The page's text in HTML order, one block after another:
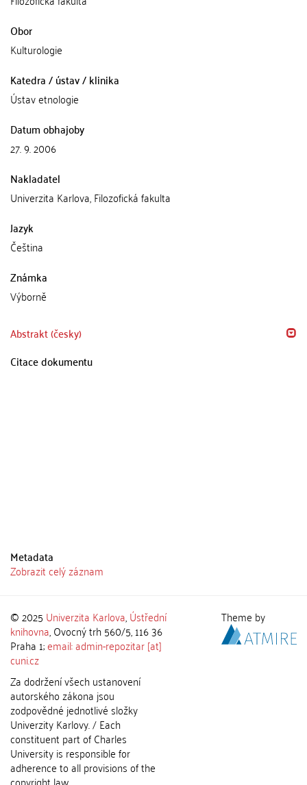
Obor
Kulturologie
Katedra / ústav / klinika
Ústav etnologie
Datum obhajoby
27. 9. 2006
Nakladatel
Univerzita Karlova, Filozofická fakulta
Jazyk
Čeština
Známka
Výborně
Abstrakt (česky)
Citace dokumentu
Metadata
Zobrazit celý záznam
© 2025 Univerzita Karlova,Ústřední
knihovna, Ovocný trh 560/5, 116 36
Praha 1;email: admin-repozitar [at]
cuni.cz
Za dodržení všech ustanovení
autorského zákona jsou
zodpovědné jednotlivé složky
Univerzity Karlovy. / Each
constituent part of Charles
University is responsible for
adherence to all provisions of the
Theme by